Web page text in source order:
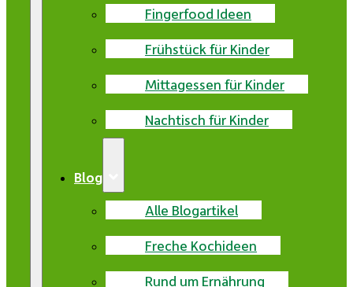
Fingerfood Ideen
Frühstück für Kinder
Mittagessen für Kinder
Nachtisch für Kinder
Blog
Alle Blogartikel
Freche Kochideen
Rund um Ernährung